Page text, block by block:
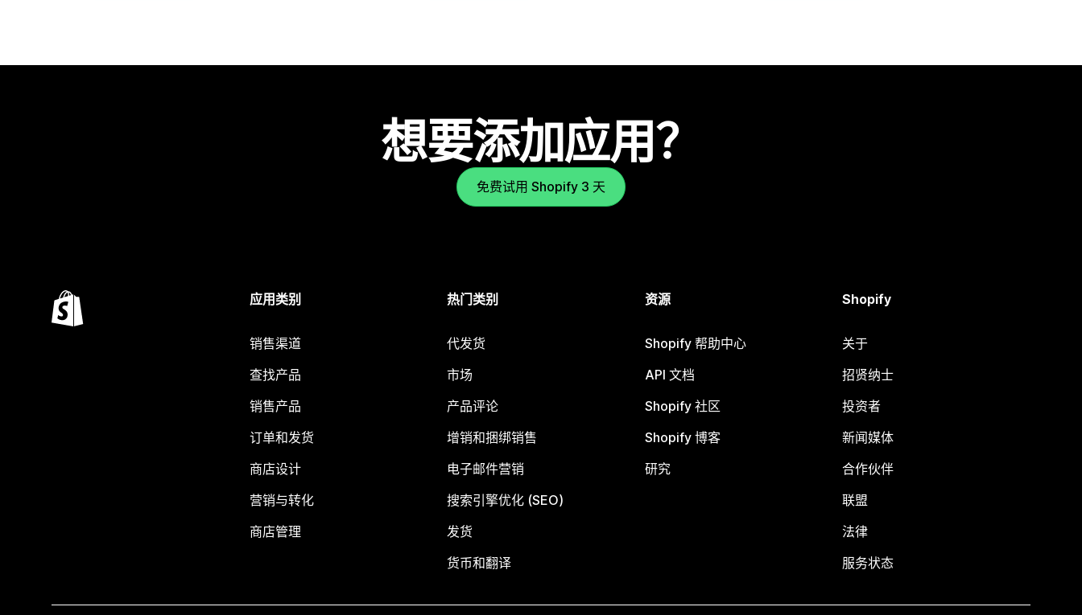
想要添加应用？
免费试用 Shopify 3 天
应用类别
销售渠道
查找产品
销售产品
订单和发货
商店设计
营销与转化
商店管理
热门类别
代发货
市场
产品评论
增销和捆绑销售
电子邮件营销
搜索引擎优化 (SEO)
发货
货币和翻译
资源
Shopify 帮助中心
API 文档
Shopify 社区
Shopify 博客
研究
Shopify
关于
招贤纳士
投资者
新闻媒体
合作伙伴
联盟
法律
服务状态